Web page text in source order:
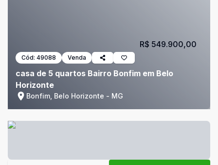
Cód: 49088 Venda
casa de 5 quartos Bairro Bonfim em Belo
Horizonte
Bonfim, Belo Horizonte - MG
R$ 549.900,00